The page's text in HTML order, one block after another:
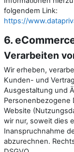
folgendem Link:
https://
6.
Verarbeiten
Wir erheben,
Kunden- und
Ausgestaltung und
Personenbezogene
Website
wir nur, soweit dies
Inanspruchnahme
abzurechnen.